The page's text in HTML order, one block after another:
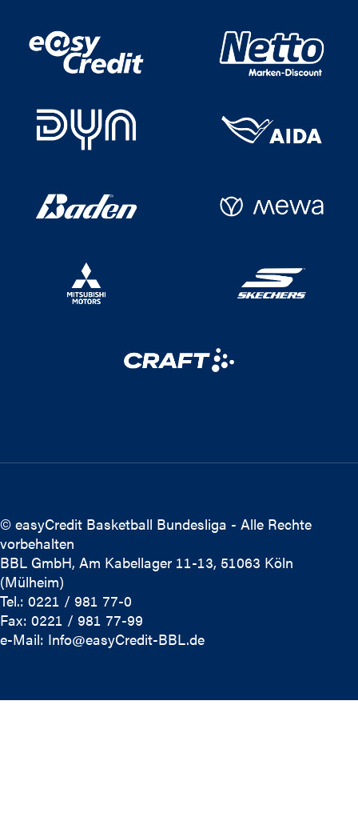
© easyCredit Basketball Bundesliga - Alle Rechte
vorbehalten
BBL GmbH, Am Kabellager 11-13, 51063 Köln
(Mülheim)
Tel.: 0221 / 981 77-0
Fax: 0221 / 981 77-99
e-Mail: Info@easyCredit-BBL.de